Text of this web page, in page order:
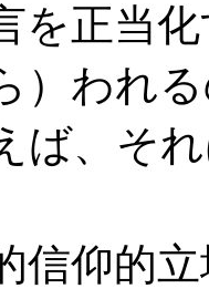
を正当
）われ
ば、そ
信仰的